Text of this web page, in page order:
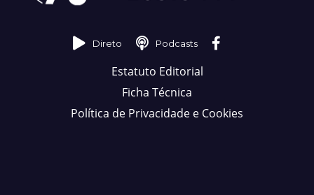
Direto Podcasts
Estatuto Editorial
Ficha Técnica
Política de Privacidade e Cookies